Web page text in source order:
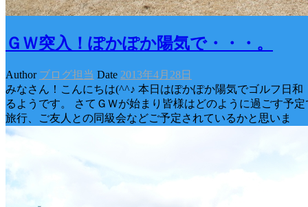
ＧＷ突入！ぽかぽか陽気で・・・。
Author ブログ担当 Date 2013年4月28日
みなさん！こんにちは(^^♪ 本日はぽかぽか陽気でゴルフ日
るようです。 さてＧＷが始まり皆様はどのように過ごす予
旅行、ご友人との同級会などご予定されているかと思いま